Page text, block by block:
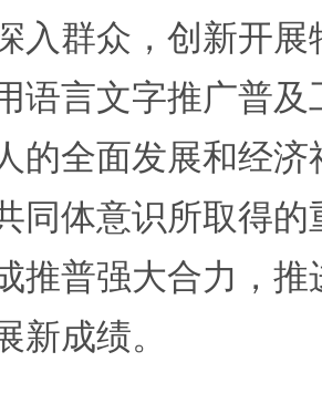
入群众，创新开
语言文字推广普
的全面发展和经
同体意识所取得
推普强大合力，
新成绩。